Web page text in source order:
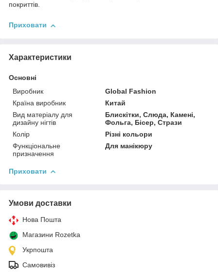
покриттів.
Приховати
Характеристики
Основні
Виробник
Global Fashion
Країна виробник
Китай
Вид матеріалу для
дизайну нігтів
Блискітки, Слюда, Камені,
Фольга, Бісер, Стрази
Колір
Різні кольори
Функціональне
призначення
Для манікюру
Приховати
Умови доставки
Нова Пошта
Магазини Rozetka
Укрпошта
Самовивіз